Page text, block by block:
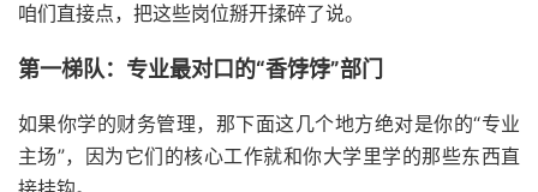
咱们直接点，把这些岗位掰开揉碎了说。
第一梯队：专业最对口的“香饽饽”部门
如果你学的财务管理，那下面这几个地方绝对是你的“专业
主场”，因为它们的核心工作就和你大学里学的那些东西直